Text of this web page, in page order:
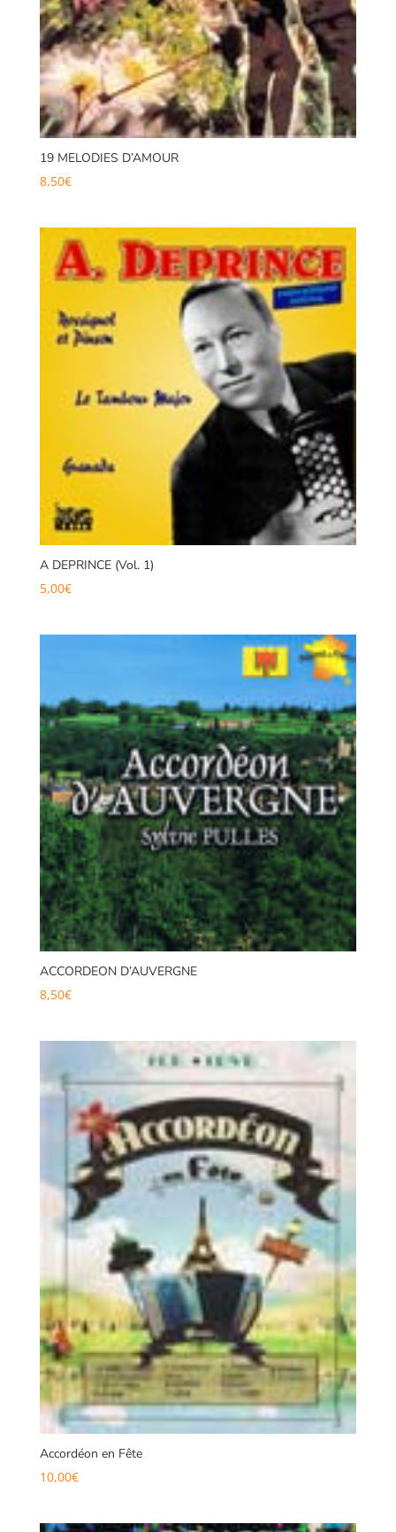
19 MELODIES D’AMOUR
8,50€
A DEPRINCE (Vol. 1)
5,00€
ACCORDEON D’AUVERGNE
8,50€
Accordéon en Fête
10,00€